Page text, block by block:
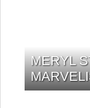
MERYL